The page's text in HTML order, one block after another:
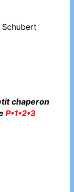
chaperon
P•1•2•3